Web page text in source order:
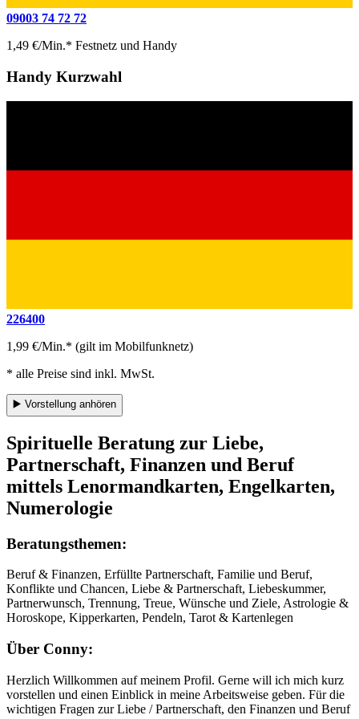
09003 74 72 72
1,49 €/Min.* Festnetz und Handy
Handy Kurzwahl
226400
1,99 €/Min.* (gilt im Mobilfunknetz)
* alle Preise sind inkl. MwSt.
▶️ Vorstellung anhören
Spirituelle Beratung zur Liebe,
Partnerschaft, Finanzen und Beruf
mittels Lenormandkarten, Engelkarten,
Numerologie
Beratungsthemen:
Beruf & Finanzen, Erfüllte Partnerschaft, Familie und Beruf,
Konflikte und Chancen, Liebe & Partnerschaft, Liebeskummer,
Partnerwunsch, Trennung, Treue, Wünsche und Ziele, Astrologie &
Horoskope, Kipperkarten, Pendeln, Tarot & Kartenlegen
Über Conny:
Herzlich Willkommen auf meinem Profil. Gerne will ich mich kurz
vorstellen und einen Einblick in meine Arbeitsweise geben. Für die
wichtigen Fragen zur Liebe / Partnerschaft, den Finanzen und Beruf